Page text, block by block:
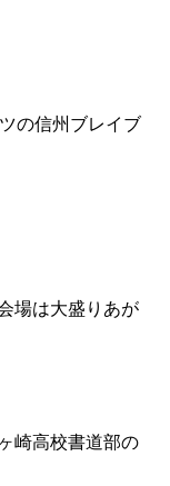
の信州ブレイブ
場は大盛りあが
崎高校書道部の